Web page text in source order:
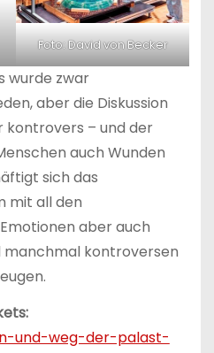
Foto: David von Becker
wurde zwar
aber die Diskussion
kontrovers – und der
auch Wunden
sich das
mit all den
aber auch
manchmal kontroversen
und-weg-der-palast-